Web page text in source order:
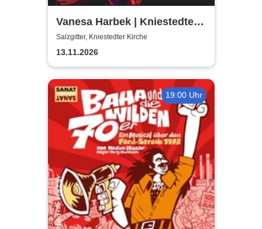
Vanesa Harbek | Kniestedter
Kirche
Salzgitter, Kniestedter Kirche
13.11.2026
19:00 Uhr